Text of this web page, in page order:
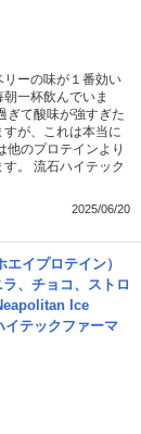
リーの味が１番効い
一杯飲んでいま
ぎて酸味が強すぎた
が、これは本当に
他のプロテインより
。 流石ハイテック
2025/06/20
イプロテイン）
、チョコ、ストロ
Ice
テックファーマ